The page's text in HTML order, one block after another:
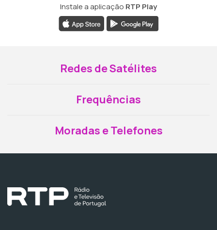
Instale a aplicação RTP Play
Redes de Satélites
Frequências
Moradas e Telefones